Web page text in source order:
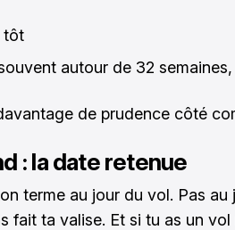
tôt
autour de 32
de prudence côté
: la date retenue
terme au jour du vol. Pas au
fait ta valise. Et si tu as un